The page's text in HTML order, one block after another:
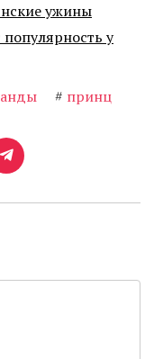
ужины
у
# принц